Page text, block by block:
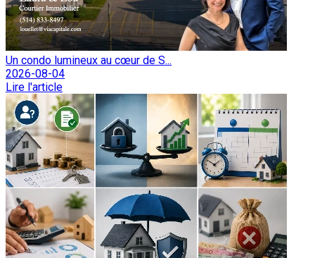
Un condo lumineux au cœur de S...
2026-08-04
Lire l'article